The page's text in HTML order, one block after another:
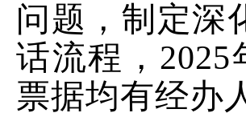
问题，制定深
话流程， 2025
票据均有经办